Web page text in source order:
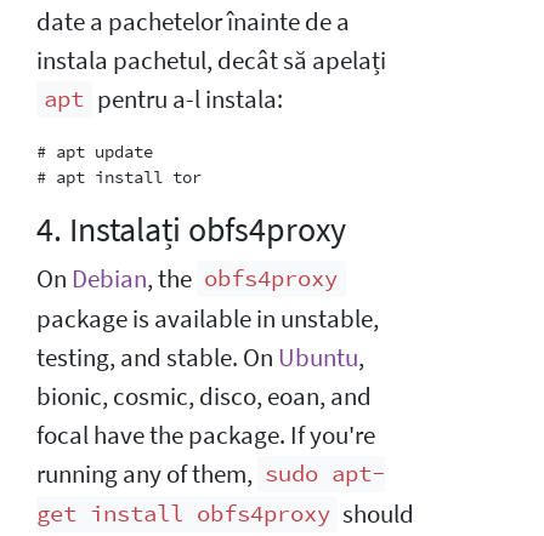
date a pachetelor înainte de a
instala pachetul, decât să apelați
apt pentru a-l instala:
# apt update
4. Instalați obfs4proxy
On Debian, the obfs4proxy
package is available in unstable,
testing, and stable. On Ubuntu,
bionic, cosmic, disco, eoan, and
focal have the package. If you're
running any of them, sudo apt-
get install obfs4proxy should